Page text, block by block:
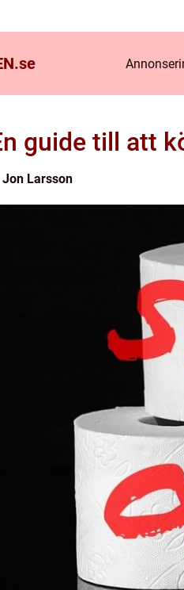
se
guide till att
Jon Larsson